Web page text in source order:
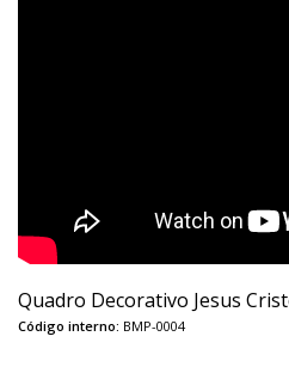
Quadro Decorativo Jesus
Código interno: BMP-0004